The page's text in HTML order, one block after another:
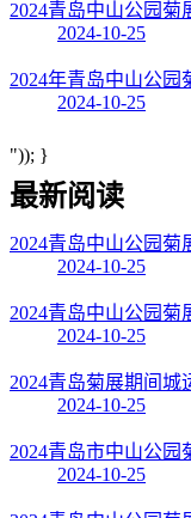
2024青岛中山公园菊
2024-10-25
2024年青岛中山公园
2024-10-25
")); }
最新阅读
2024青岛中山公园菊
2024-10-25
2024青岛中山公园菊
2024-10-25
2024青岛菊展期间城
2024-10-25
2024青岛市中山公园
2024-10-25